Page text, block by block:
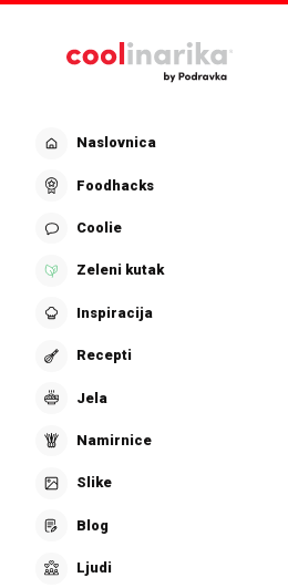
Naslovnica
Foodhacks
Coolie
Zeleni kutak
Inspiracija
Recepti
Jela
Namirnice
Slike
Blog
Ljudi